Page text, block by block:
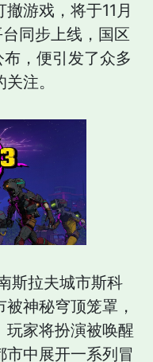
游戏，将于11月
同步上线，国区
，便引发了众多
注。
斯拉夫城市斯科
神秘穹顶笼罩，
玩家将扮演被唤醒
中展开一系列冒